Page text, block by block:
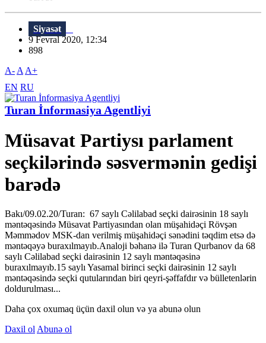
Siyasət
9 Fevral 2020, 12:34
898
A- A A+
EN RU
Turan İnformasiya Agentliyi
Müsavat Partiysı parlament
seçkilərində səsvermənin gedişi
barədə
Bakı/09.02.20/Turan: 67 saylı Cəlilabad seçki dairəsinin 18 saylı
məntəqəsində Müsavat Partiyasından olan müşahidəçi Rövşən
Məmmədov MSK-dan verilmiş müşahidəçi sənədini təqdim etsə də
məntəqəyə buraxılmayıb.Analoji bəhanə ilə Turan Qurbanov da 68
saylı Cəlilabad seçki dairəsinin 12 saylı məntəqəsinə
buraxılmayıb.15 saylı Yasamal birinci seçki dairəsinin 12 saylı
məntəqəsində seçki qutularından biri qeyri-şəffafdır və bülletenlərin
doldurulması...
Daha çox oxumaq üçün daxil olun və ya abunə olun
Daxil ol Abunə ol